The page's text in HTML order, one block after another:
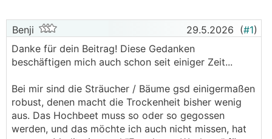
Benji 29.5.2026 (#1)
Danke für dein Beitrag! Diese Gedanken
beschäftigen mich auch schon seit einiger Zeit...
Bei mir sind die Sträucher / Bäume gsd einigermaßen
robust, denen macht die Trockenheit bisher wenig
aus. Das Hochbeet muss so oder so gegossen
werden, und das möchte ich auch nicht missen, hat